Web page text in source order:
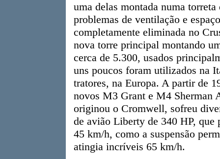
uma delas montada numa
problemas de ventilação e
completamente eliminada no
nova torre principal montando
cerca de 5.300, usados
uns poucos foram utilizados na
tratores, na Europa. A partir de
novos M3 Grant e M4 Sherman
originou o Cromwell, sofreu
de avião Liberty de 340 HP,
45 km/h, como a suspensão
atingia incríveis 65 km/h.